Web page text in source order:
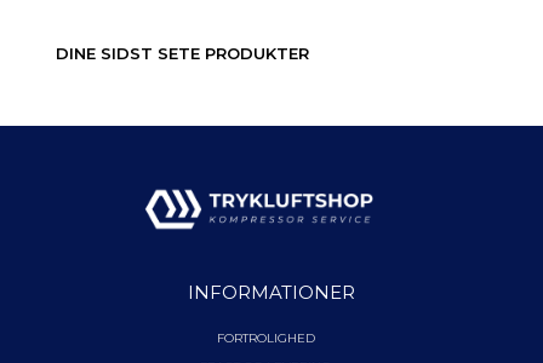
DINE SIDST SETE PRODUKTER
INFORMATIONER
FORTROLIGHED